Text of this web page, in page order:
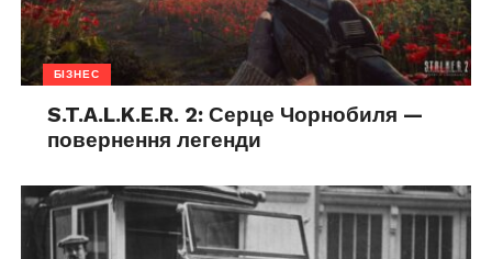
БІЗНЕС
S.T.A.L.K.E.R. 2: Серце Чорнобиля —
повернення легенди